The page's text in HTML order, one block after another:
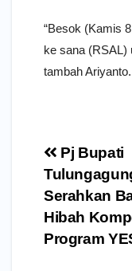
“Besok (Kamis
ke sana (RSAL)
tambah Ariyanto.
Navigasi
pos
Pj Bupati
Serahkan
Hibah
Program